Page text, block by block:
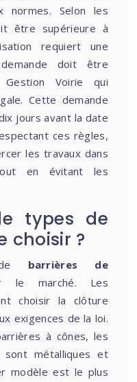
normes. Selon les
être supérieure à
requiert une
doit être
Voirie qui
Cette demande
jours avant la date
ces règles,
les travaux dans
en évitant les
types de
choisir ?
de barrières de
le marché. Les
choisir la clôture
exigences de la loi.
à cônes, les
métalliques et
modèle est le plus